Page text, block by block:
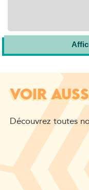
VOIR
Découvrez toutes